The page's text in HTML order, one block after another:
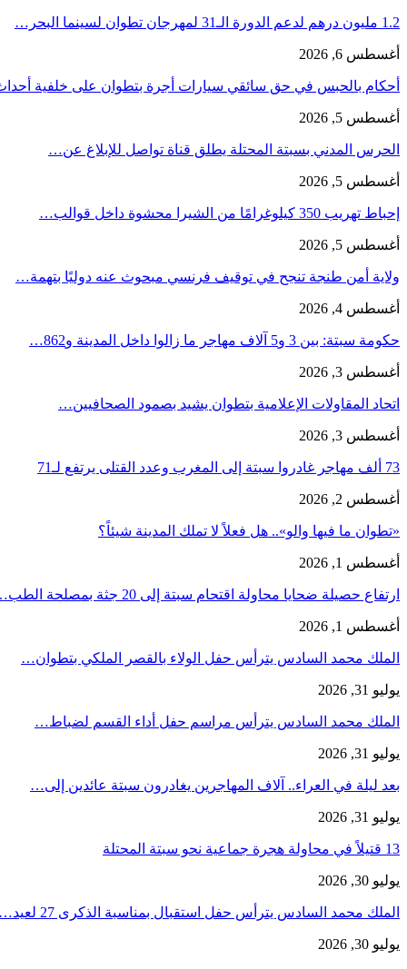
1.2 مليون درهم لدعم الدورة الـ31 لمهرجان تطوان لسينما البحر…
أغسطس 6, 2026
أحكام بالحبس في حق سائقي سيارات أجرة بتطوان على خلفية
أغسطس 5, 2026
الحرس المدني بسبتة المحتلة يطلق قناة تواصل للإبلاغ عن…
أغسطس 5, 2026
إحباط تهريب 350 كيلوغرامًا من الشيرا محشوة داخل قوالب…
أغسطس 5, 2026
ولاية أمن طنجة تنجح في توقيف فرنسي مبحوث عنه دوليًا بتهمة…
أغسطس 4, 2026
حكومة سبتة: بين 3 و5 آلاف مهاجر ما زالوا داخل المدينة و862…
أغسطس 3, 2026
اتحاد المقاولات الإعلامية بتطوان يشيد بصمود الصحافيين…
أغسطس 3, 2026
73 ألف مهاجر غادروا سبتة إلى المغرب وعدد القتلى يرتفع لـ71
أغسطس 2, 2026
«تطوان ما فيها والو».. هل فعلاً لا تملك المدينة شيئاً؟
أغسطس 1, 2026
ارتفاع حصيلة ضحايا محاولة اقتحام سبتة إلى 20 جثة بمصلحة الطب…
أغسطس 1, 2026
الملك محمد السادس يترأس حفل الولاء بالقصر الملكي بتطوان…
يوليو 31, 2026
الملك محمد السادس يترأس مراسم حفل أداء القسم لضباط…
يوليو 31, 2026
بعد ليلة في العراء.. آلاف المهاجرين يغادرون سبتة عائدين إلى…
يوليو 31, 2026
13 قتيلاً في محاولة هجرة جماعية نحو سبتة المحتلة
يوليو 30, 2026
الملك محمد السادس يترأس حفل استقبال بمناسبة الذكرى 27 لعيد…
يوليو 30, 2026